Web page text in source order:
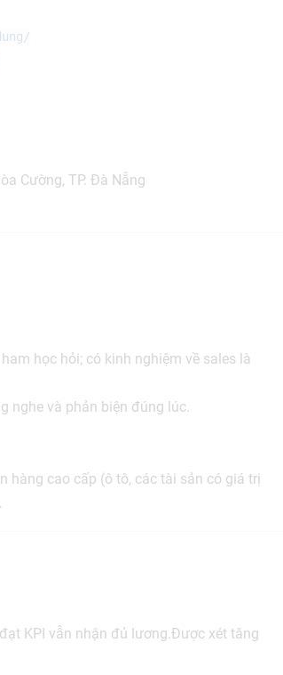
Cường, TP. Đà Nẵng
học hỏi; có kinh nghiệm về sales là
nghe và phản biện đúng lúc.
hàng cao cấp (ô tô, các tài sản có giá trị
KPI vẫn nhận đủ lương.Được xét tăng